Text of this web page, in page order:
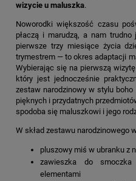
wizycie u maluszka.
Noworodki większość czasu
płaczą i marudzą, a nam
pierwsze trzy miesiące życia
trymestrem — to okres adaptacji
Wybierając się na pierwszą
który jest jednocześnie
zestaw narodzinowy w stylu boho
pięknych i przydatnych
spodoba się maluszkowi i jego
W skład zestawu narodzinowego
pluszowy miś w ubranku z
zawieszka do
elementami